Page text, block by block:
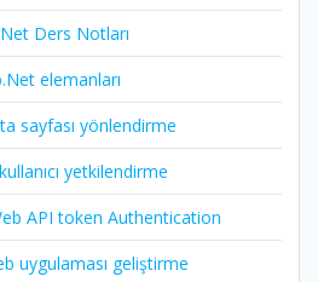
Ders Notları
elemanları
sayfası yönlendirme
yetkilendirme
API token Authentication
uygulaması geliştirme